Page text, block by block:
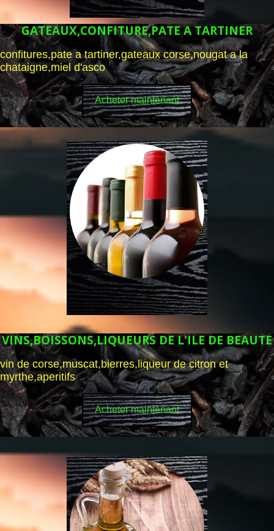
GATEAUX,CONFITURE,PATE A TARTINER
confitures,pate a tartiner,gateaux corse,nougat a la
chataigne,miel d'asco
Acheter maintenant
VINS,BOISSONS,LIQUEURS DE L'ILE DE BEAUTE
vin de corse,muscat,bierres,liqueur de citron et
myrthe,aperitifs
Acheter maintenant